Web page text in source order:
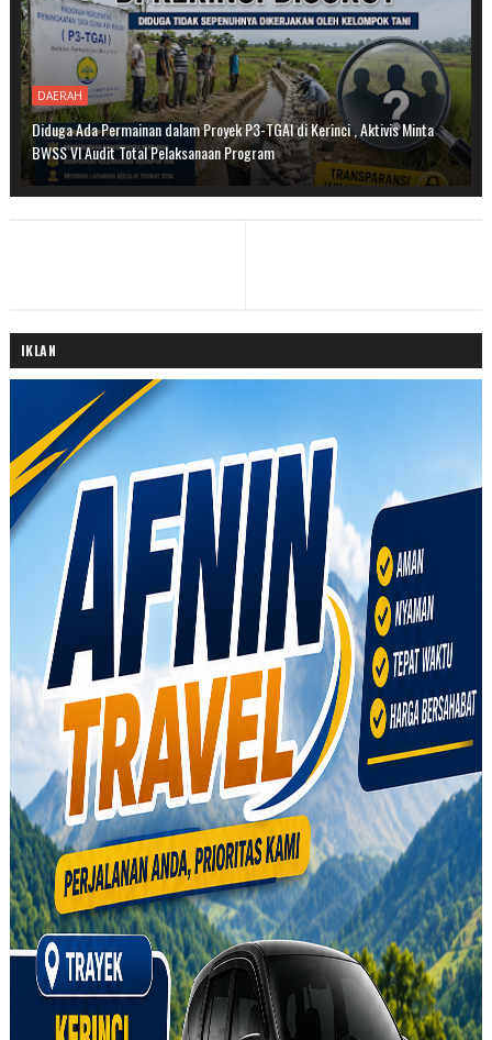
DAERAH
Diduga Ada Permainan dalam Proyek P3-TGAI di Kerinci , Aktivis Minta
BWSS VI Audit Total Pelaksanaan Program
IKLAN